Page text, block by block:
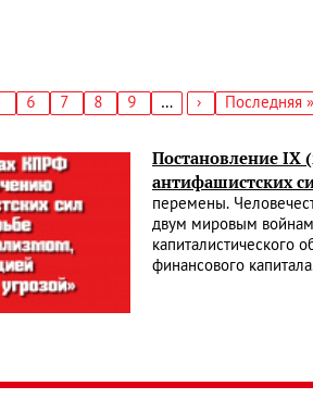
Страница
6 Страница
7 Страница
8 Страница
9 …
Следующая
›
Последняя
Последняя »
Постановление IX
антифашистских
перемены.
двум мировым
капиталистического
финансового